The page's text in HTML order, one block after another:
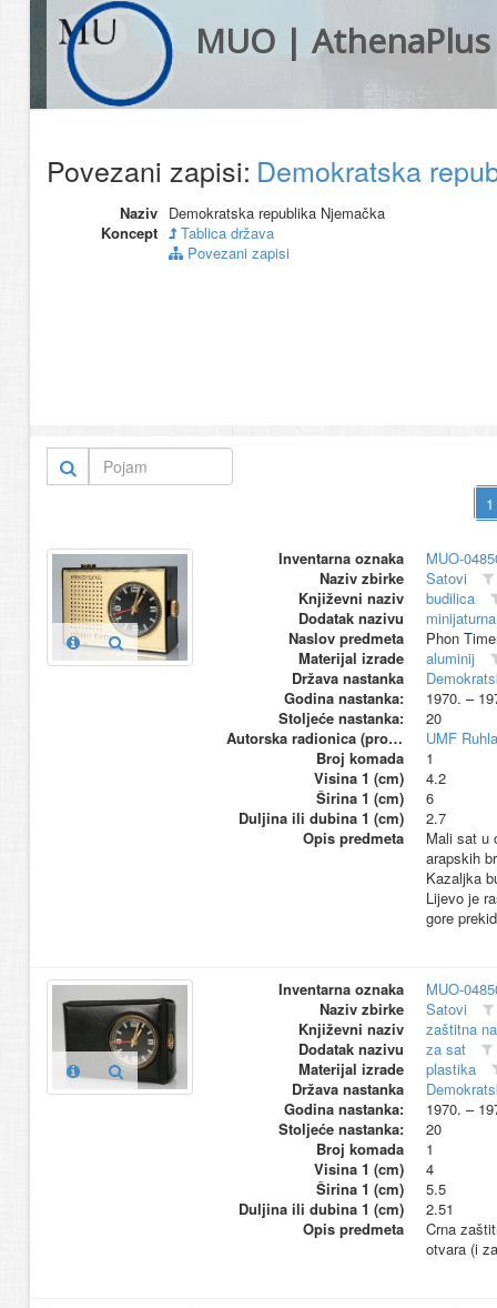
MUO | AthenaPlus
Povezani zapisi: Demokratska
Naziv Demokratska republika Njemačka
Koncept
Tablica država
Povezani zapisi
Inventarna oznaka
MUO-
Naziv zbirke
Satovi
Književni naziv
budilica
Dodatak nazivu
minijaturna
Naslov predmeta
Phon
Materijal izrade
aluminij
Država nastanka
Godina nastanka:
1970. –
Stoljeće nastanka:
20
Autorska radionica (proizvođač)
UMF Ruhla
Broj komada
1
Visina 1 (cm)
4.2
Širina 1 (cm)
6
Duljina ili dubina 1 (cm)
2.7
Opis predmeta
Mali sat u
arapskih
Kazaljka
Lijevo je
gore
Inventarna oznaka
MUO-
Naziv zbirke
Satovi
Književni naziv
zaštitna
Dodatak nazivu
za sat
Materijal izrade
plastika
Država nastanka
Godina nastanka:
1970. –
Stoljeće nastanka:
20
Broj komada
1
Visina 1 (cm)
4
Širina 1 (cm)
5.5
Duljina ili dubina 1 (cm)
2.51
Opis predmeta
Crna
otvara (i